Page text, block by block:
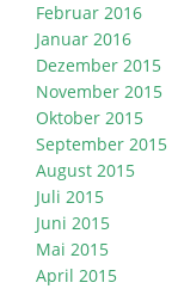
Februar 2016
Januar 2016
Dezember 2015
November 2015
Oktober 2015
September 2015
August 2015
Juli 2015
Juni 2015
Mai 2015
April 2015